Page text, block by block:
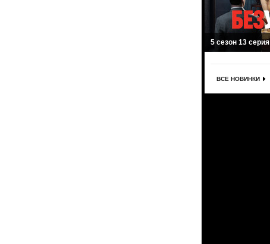
5 сезон 13 серия
ВСЕ НОВИНКИ